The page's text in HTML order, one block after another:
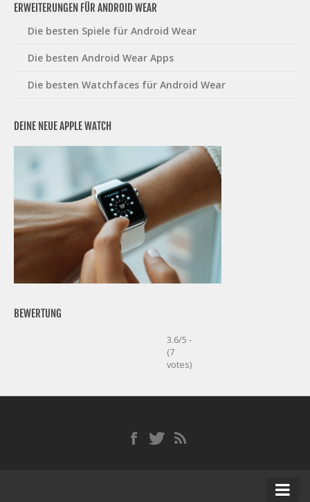
ERWEITERUNGEN FÜR ANDROID WEAR
Die besten Spiele für Android Wear
Die besten Android Wear Apps
Die besten Watchfaces für Android Wear
DEINE NEUE APPLE WATCH
BEWERTUNG
3.6/5 -
(7
votes)